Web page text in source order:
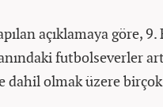
açıklamaya göre,
futbolseverler
dahil olmak üzere